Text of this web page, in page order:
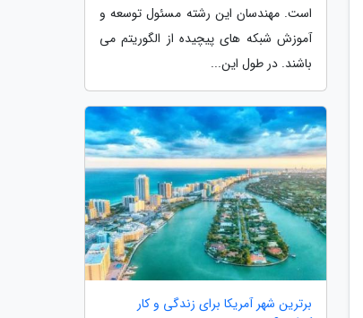
است. مهندسان این رشته مسئول توسعه و
آموزش شبکه های پیچیده از الگوریتم می
باشند. در طول این...
برترین شهر آمریکا برای زندگی و کار